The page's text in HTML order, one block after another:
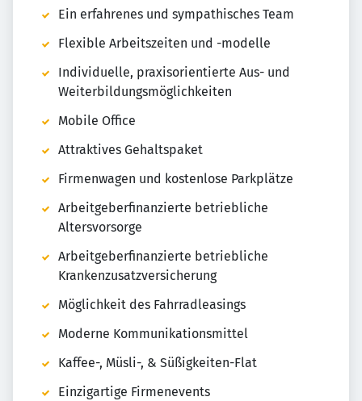
Ein erfahrenes und sympathisches Team
Flexible Arbeitszeiten und -modelle
Individuelle, praxisorientierte Aus- und
Weiterbildungsmöglichkeiten
Mobile Office
Attraktives Gehaltspaket
Firmenwagen und kostenlose Parkplätze
Arbeitgeberfinanzierte betriebliche
Altersvorsorge
Arbeitgeberfinanzierte betriebliche
Krankenzusatzversicherung
Möglichkeit des Fahrradleasings
Moderne Kommunikationsmittel
Kaffee-, Müsli-, & Süßigkeiten-Flat
Einzigartige Firmenevents